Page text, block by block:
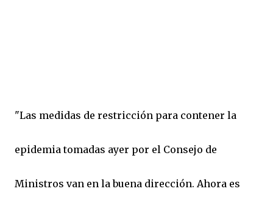
"Las medidas de restricción para contener la
epidemia tomadas ayer por el Consejo de
Ministros van en la buena dirección. Ahora es